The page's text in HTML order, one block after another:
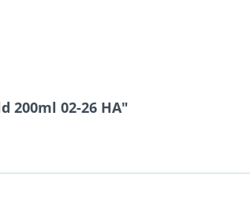
200ml 02-26 HA"